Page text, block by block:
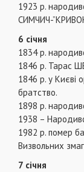
1923 р.
СИМЧИЧ-
6 січня
1834 р.
1846 р. Тарас
1846 р. у Києві
братство.
1898 р.
1938 –
1982 р. помер
Визвольних
7 січня